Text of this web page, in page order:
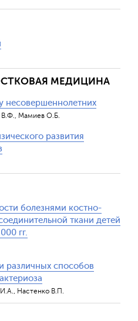
МЕДИЦИНА
несовершеннолетних
В.Ф., Мамиев О.Б.
развития
болезнями костно-
ткани детей
гг.
различных способов
И.А., Настенко В.П.